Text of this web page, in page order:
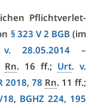
Pflicht­ver­let­
§ 323 V 2 BGB (im
28.05.2014 –
Rn. 16 ff.; Urt. v.
2018, 78 Rn. 11 ff.;
18, BGHZ 224, 195